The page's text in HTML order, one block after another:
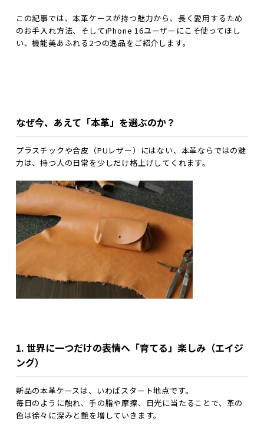
この記事では、本革ケースが持つ魅力から、長く愛用するため
のお手入れ方法、そしてiPhone 16ユーザーにこそ使ってほし
い、機能美あふれる2つの逸品をご紹介します。
なぜ今、あえて「本革」を選ぶのか？
プラスチックや合皮（PUレザー）にはない、本革ならではの魅
力は、持つ人の日常を少しだけ格上げしてくれます。
1. 世界に一つだけの表情へ「育てる」楽しみ（エイジ
ング）
新品の本革ケースは、いわばスタート地点です。
毎日のように触れ、手の脂や摩擦、日光に当たることで、革の
色は徐々に深みと艶を増していきます。